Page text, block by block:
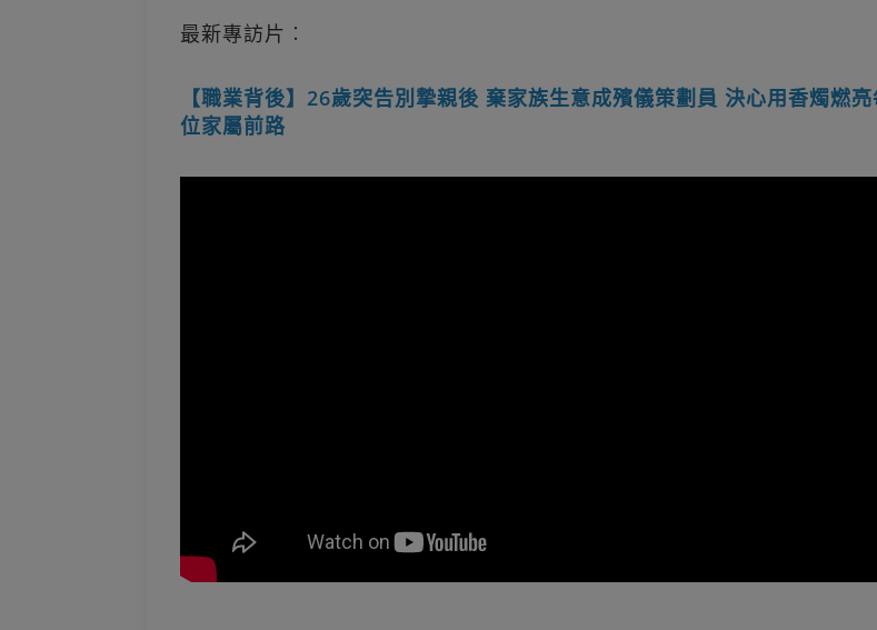
最新專訪片︰
【職業背後】26歲突告別摯親後 棄家族生意成殯儀策劃員 決心用香燭燃亮
位家屬前路